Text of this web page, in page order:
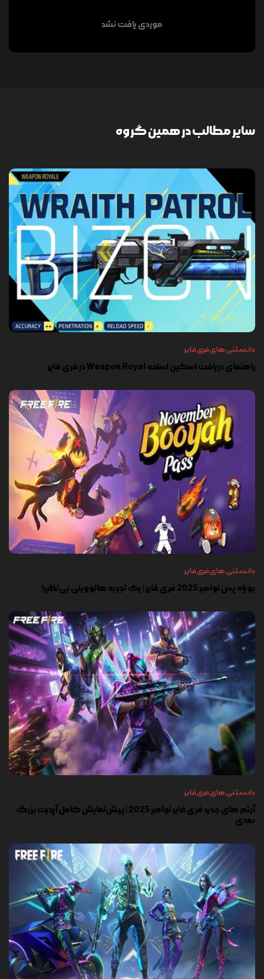
موردی یافت نشد
سایر مطالب در همین گروه
دانستنی های فری فایر
راهنمای دریافت اسکین اسلحه Weapon Royal در فری فایر
دانستنی های فری فایر
بویاه پس نوامبر 2025 فری فایر | یک تجربه هالووینی بی‌نظیر!
دانستنی های فری فایر
آیتم های جدید فری فایر نوامبر 2025 | پیش‌نمایش کامل آپدیت بزرگ
بعدی